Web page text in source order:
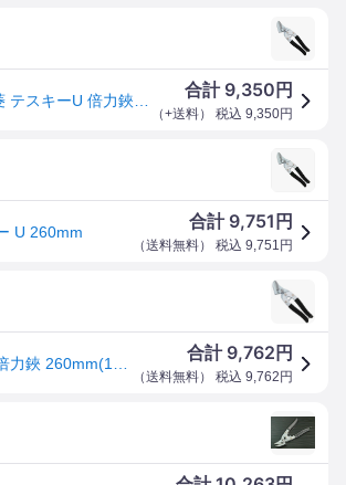
合計 9,350 円
（+送料） 税込 9,350円
U 260mm
合計 9,751 円
（送料無料） 税込 9,751 円
合計 9,762 円
（送料無料） 税込 9,762 円